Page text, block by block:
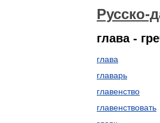
Русско-
глава -
глава
главарь
главенство
главенствовать